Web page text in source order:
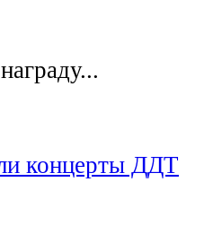
концерты ДДТ